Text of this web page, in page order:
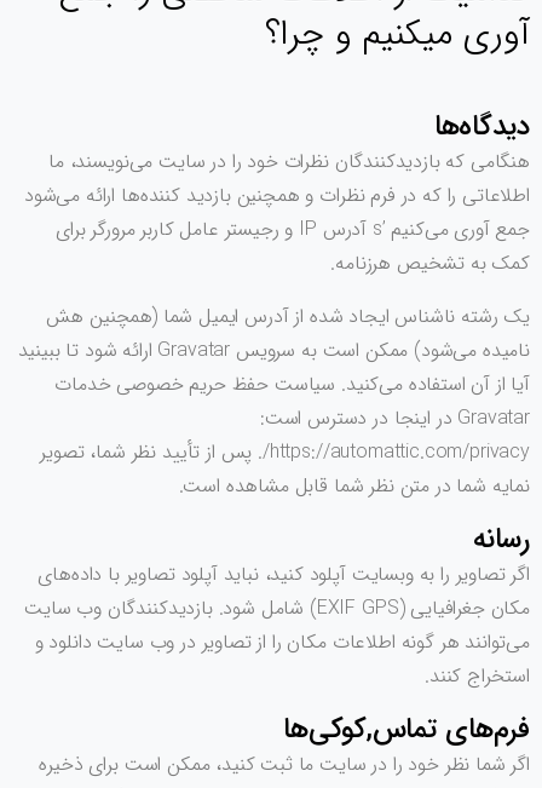
آوری میکنیم و چرا؟
دیدگاه‌ها
هنگامی که بازدیدکنندگان نظرات خود را در سایت می‌نویسند، ما
اطلاعاتی را که در فرم نظرات و همچنین بازدید کننده‌ها ارائه می‌شود
جمع آوری می‌کنیم ’s آدرس IP و رجیستر عامل کاربر مرورگر برای
کمک به تشخیص هرزنامه.
یک رشته ناشناس ایجاد شده از آدرس ایمیل شما (همچنین هش
نامیده می‌شود) ممکن است به سرویس Gravatar ارائه شود تا ببینید
آیا از آن استفاده می‌کنید. سیاست حفظ حریم خصوصی خدمات
Gravatar در اینجا در دسترس است:
https://automattic.com/privacy/. پس از تأیید نظر شما، تصویر
نمایه شما در متن نظر شما قابل مشاهده است.
رسانه
اگر تصاویر را به وبسایت آپلود کنید، نباید آپلود تصاویر با داده‌های
مکان جغرافیایی (EXIF GPS) شامل شود. بازدیدکنندگان وب سایت
می‌توانند هر گونه اطلاعات مکان را از تصاویر در وب سایت دانلود و
استخراج کنند.
فرم‌های تماس,کوکی‌ها
اگر شما نظر خود را در سایت ما ثبت کنید، ممکن است برای ذخیره